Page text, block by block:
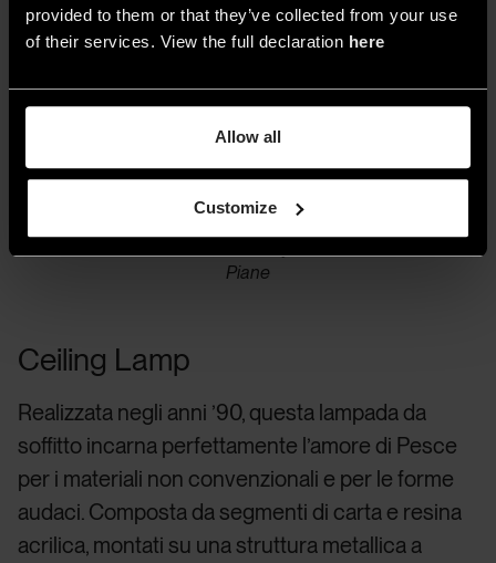
provided to them or that they’ve collected from your use
of their services. View the full declaration here
Allow all
Customize
Piane
Ceiling Lamp
Realizzata negli anni ’90, questa lampada da
soffitto incarna perfettamente l’amore di Pesce
per i materiali non convenzionali e per le forme
audaci. Composta da segmenti di carta e resina
acrilica, montati su una struttura metallica a